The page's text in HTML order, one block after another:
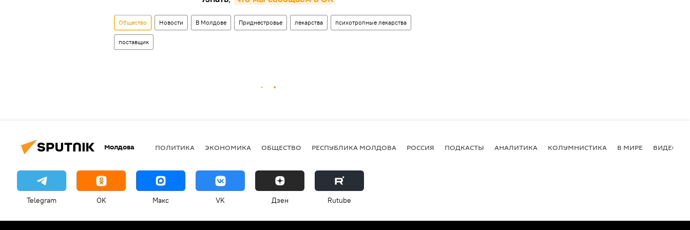
Общество Новости В Молдове Приднестровье лекарства психотропные лекарства
поставщик
Молдова ПОЛИТИКА ЭКОНОМИКА ОБЩЕСТВО РЕСПУБЛИКА МОЛДОВА РОССИЯ ПОДКАСТЫ АНАЛИТИКА КОЛУМНИСТИКА В МИРЕ ВИДЕО
Telegram OK Макс VK Дзен Rutube